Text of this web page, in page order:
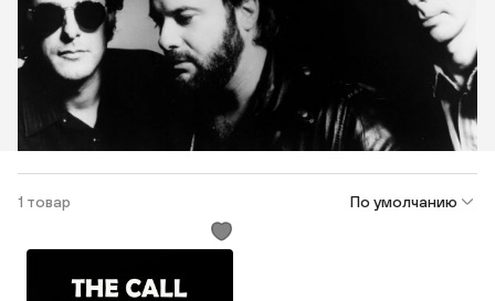
1 товар По умолчанию